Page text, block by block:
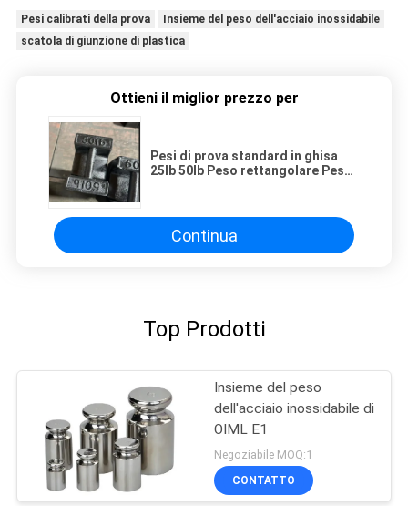
Pesi calibrati della prova
Insieme del peso dell'acciaio inossidabile
scatola di giunzione di plastica
Ottieni il miglior prezzo per
Pesi di prova standard in ghisa
25lb 50lb Peso rettangolare Peso
Continua
Top Prodotti
Insieme del peso
dell'acciaio inossidabile di
OIML E1
Negoziabile MOQ:1
CONTATTO